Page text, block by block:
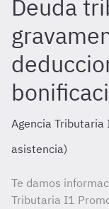
Deuda
Agencia
asistencia)
Te damos
Tributaria I1